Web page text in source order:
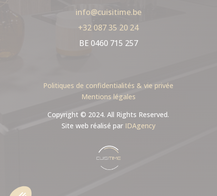
info@cuisitime.be
+32 087 35 20 24
BE 0460 715 257
Politiques de confidentialités & vie privée
Mentions légales
Copyright © 2024. All Rights Reserved.
Site web réalisé par IDAgency